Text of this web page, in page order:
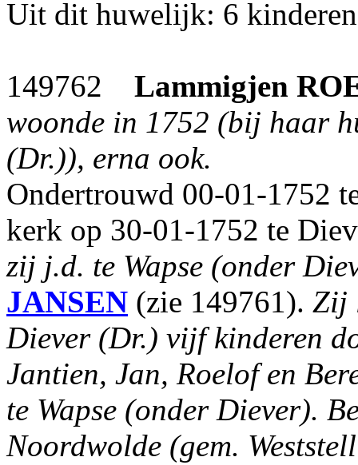
Uit dit huwelijk: 6
149762 Lammigjen
woonde in 1752 (bij haar
(Dr.)), erna ook.
Ondertrouwd 00-01-1752
kerk op 30-01-1752 te
zij j.d. te Wapse (onder
JANSEN (zie 149761). Zij
Diever (Dr.) vijf kinderen
Jantien, Jan, Roelof en
te Wapse (onder Diever).
Noordwolde (gem.